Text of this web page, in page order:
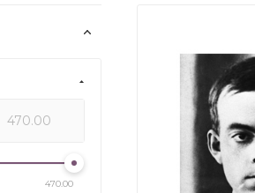
470.00